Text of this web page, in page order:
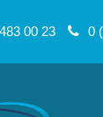
00 23 0